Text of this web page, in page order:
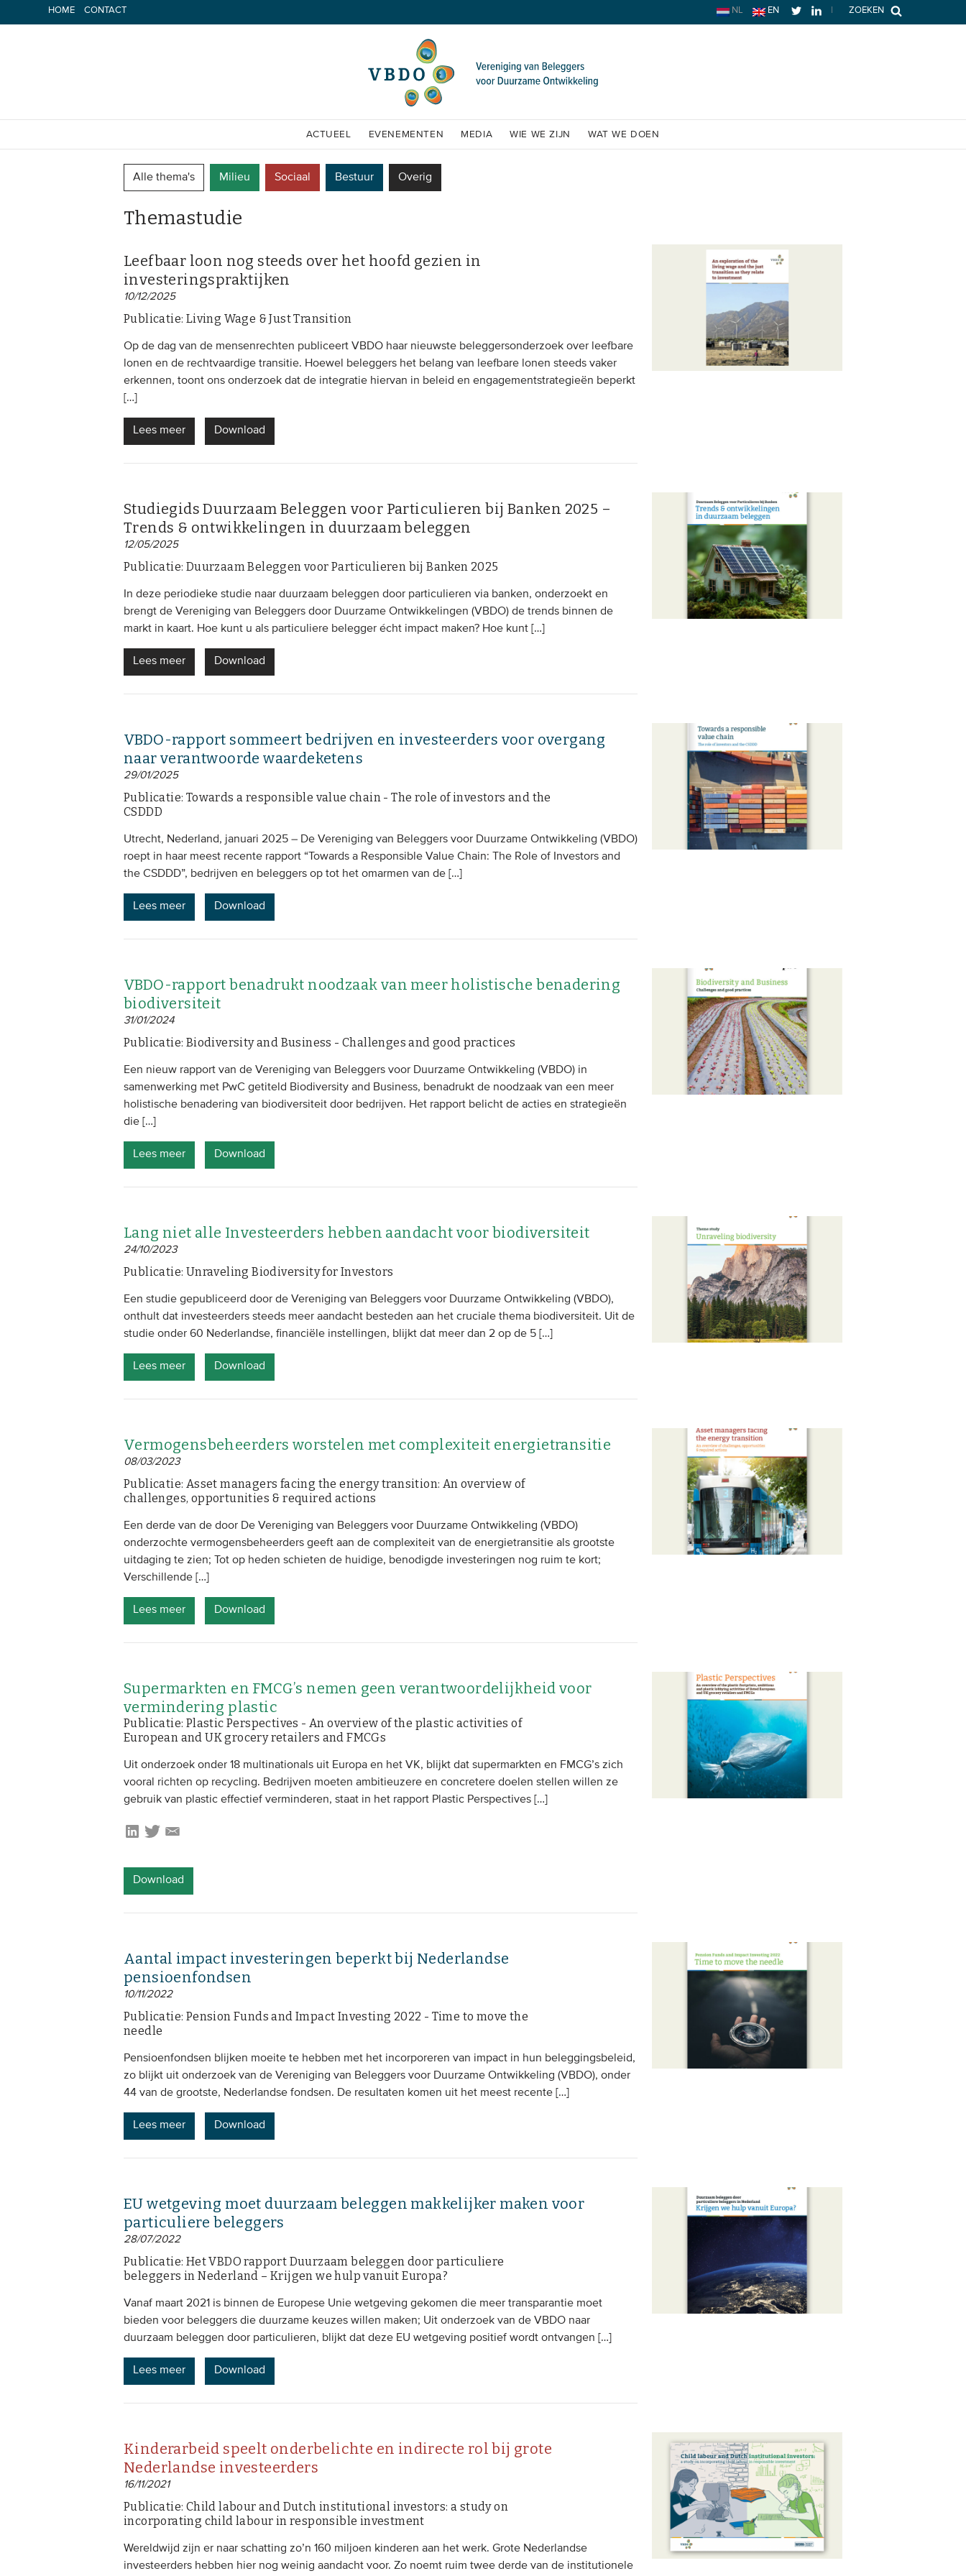
naar
HOME CONTACT ZOEKEN
NL EN
ACTUEEL EVENEMENTEN MEDIA WIE WE ZIJN WAT WE DOEN
Alle thema's Milieu Sociaal Bestuur Overig
Themastudie
Leefbaar loon nog steeds over het hoofd gezien in
investeringspraktijken
10/12/2025
Publicatie: Living Wage & Just Transition
Op de dag van de mensenrechten publiceert VBDO haar nieuwste beleggersonderzoek over leefbare
lonen en de rechtvaardige transitie. Hoewel beleggers het belang van leefbare lonen steeds vaker
erkennen, toont ons onderzoek dat de integratie hiervan in beleid en engagementstrategieën beperkt
[…]
Lees meer Download
Studiegids Duurzaam Beleggen voor Particulieren bij Banken 2025 –
Trends & ontwikkelingen in duurzaam beleggen
12/05/2025
Publicatie: Duurzaam Beleggen voor Particulieren bij Banken 2025
In deze periodieke studie naar duurzaam beleggen door particulieren via banken, onderzoekt en
brengt de Vereniging van Beleggers door Duurzame Ontwikkelingen (VBDO) de trends binnen de
markt in kaart. Hoe kunt u als particuliere belegger écht impact maken? Hoe kunt […]
Lees meer Download
VBDO-rapport sommeert bedrijven en investeerders voor overgang
naar verantwoorde waardeketens
29/01/2025
Publicatie: Towards a responsible value chain - The role of investors and the
CSDDD
Utrecht, Nederland, januari 2025 – De Vereniging van Beleggers voor Duurzame Ontwikkeling (VBDO)
roept in haar meest recente rapport “Towards a Responsible Value Chain: The Role of Investors and
the CSDDD”, bedrijven en beleggers op tot het omarmen van de […]
Lees meer Download
VBDO-rapport benadrukt noodzaak van meer holistische benadering
biodiversiteit
31/01/2024
Publicatie: Biodiversity and Business - Challenges and good practices
Een nieuw rapport van de Vereniging van Beleggers voor Duurzame Ontwikkeling (VBDO) in
samenwerking met PwC getiteld Biodiversity and Business, benadrukt de noodzaak van een meer
holistische benadering van biodiversiteit door bedrijven. Het rapport belicht de acties en strategieën
die […]
Lees meer Download
Lang niet alle Investeerders hebben aandacht voor biodiversiteit
24/10/2023
Publicatie: Unraveling Biodiversity for Investors
Een studie gepubliceerd door de Vereniging van Beleggers voor Duurzame Ontwikkeling (VBDO),
onthult dat investeerders steeds meer aandacht besteden aan het cruciale thema biodiversiteit. Uit de
studie onder 60 Nederlandse, financiële instellingen, blijkt dat meer dan 2 op de 5 […]
Lees meer Download
Vermogensbeheerders worstelen met complexiteit energietransitie
08/03/2023
Publicatie: Asset managers facing the energy transition: An overview of
challenges, opportunities & required actions
Een derde van de door De Vereniging van Beleggers voor Duurzame Ontwikkeling (VBDO)
onderzochte vermogensbeheerders geeft aan de complexiteit van de energietransitie als grootste
uitdaging te zien; Tot op heden schieten de huidige, benodigde investeringen nog ruim te kort;
Verschillende […]
Lees meer Download
Supermarkten en FMCG’s nemen geen verantwoordelijkheid voor
vermindering plastic
Publicatie: Plastic Perspectives - An overview of the plastic activities of
European and UK grocery retailers and FMCGs
Uit onderzoek onder 18 multinationals uit Europa en het VK, blijkt dat supermarkten en FMCG’s zich
vooral richten op recycling. Bedrijven moeten ambitieuzere en concretere doelen stellen willen ze
gebruik van plastic effectief verminderen, staat in het rapport Plastic Perspectives […]
Download
Aantal impact investeringen beperkt bij Nederlandse
pensioenfondsen
10/11/2022
Publicatie: Pension Funds and Impact Investing 2022 - Time to move the
needle
Pensioenfondsen blijken moeite te hebben met het incorporeren van impact in hun beleggingsbeleid,
zo blijkt uit onderzoek van de Vereniging van Beleggers voor Duurzame Ontwikkeling (VBDO), onder
44 van de grootste, Nederlandse fondsen. De resultaten komen uit het meest recente […]
Lees meer Download
EU wetgeving moet duurzaam beleggen makkelijker maken voor
particuliere beleggers
28/07/2022
Publicatie: Het VBDO rapport Duurzaam beleggen door particuliere
beleggers in Nederland – Krijgen we hulp vanuit Europa?
Vanaf maart 2021 is binnen de Europese Unie wetgeving gekomen die meer transparantie moet
bieden voor beleggers die duurzame keuzes willen maken; Uit onderzoek van de VBDO naar
duurzaam beleggen door particulieren, blijkt dat deze EU wetgeving positief wordt ontvangen […]
Lees meer Download
Kinderarbeid speelt onderbelichte en indirecte rol bij grote
Nederlandse investeerders
16/11/2021
Publicatie: Child labour and Dutch institutional investors: a study on
incorporating child labour in responsible investment
Wereldwijd zijn er naar schatting zo’n 160 miljoen kinderen aan het werk. Grote Nederlandse
investeerders hebben hier nog weinig aandacht voor. Zo noemt ruim twee derde van de institutionele